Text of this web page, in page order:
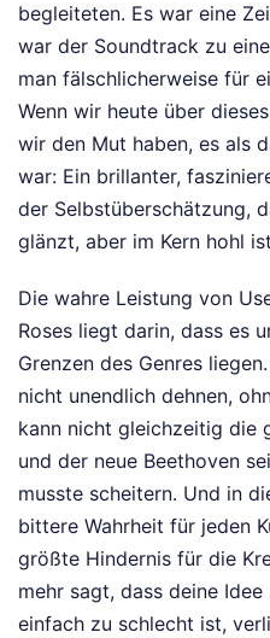
begleiteten. Es war eine
war der Soundtrack zu
man fälschlicherweise für
Wenn wir heute über
wir den Mut haben, es als
war: Ein brillanter,
der Selbstüberschätzung,
glänzt, aber im Kern hohl
Die wahre Leistung von
Roses liegt darin, dass es
Grenzen des Genres
nicht unendlich dehnen,
kann nicht gleichzeitig die
und der neue Beethoven
musste scheitern. Und in
bittere Wahrheit für jeden
größte Hindernis für die
mehr sagt, dass deine
einfach zu schlecht ist,